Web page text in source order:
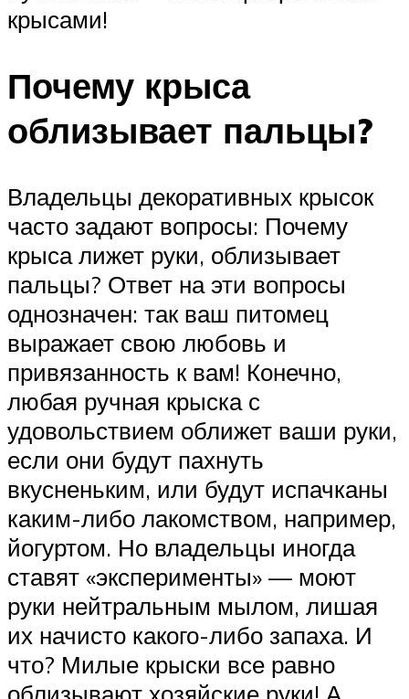
крысами!
Почему крыса
облизывает пальцы?
Владельцы декоративных крысок
часто задают вопросы: Почему
крыса лижет руки, облизывает
пальцы? Ответ на эти вопросы
однозначен: так ваш питомец
выражает свою любовь и
привязанность к вам! Конечно,
любая ручная крыска с
удовольствием оближет ваши руки,
если они будут пахнуть
вкусненьким, или будут испачканы
каким-либо лакомством, например,
йогуртом. Но владельцы иногда
ставят «эксперименты» — моют
руки нейтральным мылом, лишая
их начисто какого-либо запаха. И
что? Милые крыски все равно